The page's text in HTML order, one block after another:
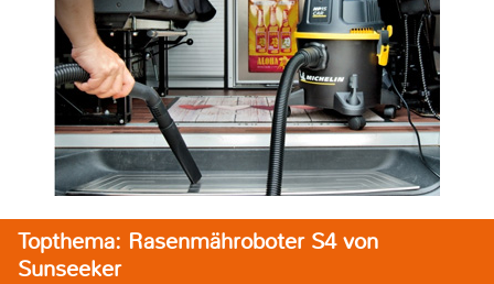
Topthema: Rasenmähroboter S4 von
Sunseeker